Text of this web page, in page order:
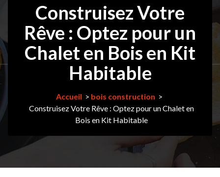
Construisez Votre
Rêve : Optez pour un
Chalet en Bois en Kit
Habitable
Accueil > bois construction >
Construisez Votre Rêve : Optez pour un Chalet en
Bois en Kit Habitable